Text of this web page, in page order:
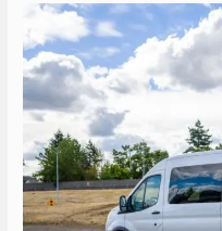
Transport
Toristique
Marrakech
avec
Chauffeur